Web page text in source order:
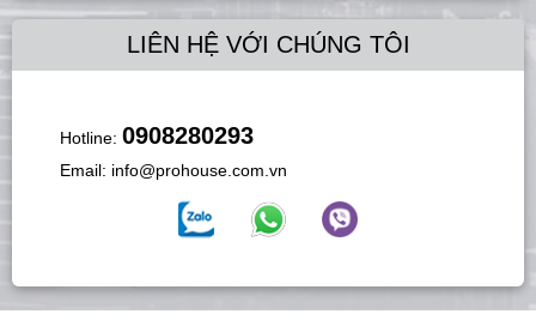
LIÊN HỆ VỚI CHÚNG TÔI
Hotline: 0908280293
Email: info@prohouse.com.vn